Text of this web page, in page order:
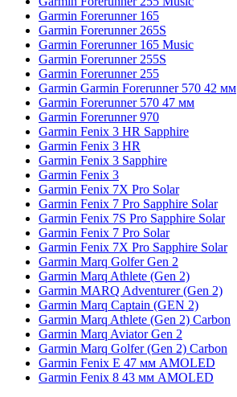
Garmin Forerunner 165
Garmin Forerunner 265S
Garmin Forerunner 165 Music
Garmin Forerunner 255S
Garmin Forerunner 255
Garmin Garmin Forerunner 570 42 мм
Garmin Forerunner 570 47 мм
Garmin Forerunner 970
Garmin Fenix 3 HR Sapphire
Garmin Fenix 3 HR
Garmin Fenix 3 Sapphire
Garmin Fenix 3
Garmin Fenix 7X Pro Solar
Garmin Fenix 7 Pro Sapphire Solar
Garmin Fenix 7S Pro Sapphire Solar
Garmin Fenix 7 Pro Solar
Garmin Fenix 7X Pro Sapphire Solar
Garmin Marq Golfer Gen 2
Garmin Marq Athlete (Gen 2)
Garmin MARQ Adventurer (Gen 2)
Garmin Marq Captain (GEN 2)
Garmin Marq Athlete (Gen 2) Carbon
Garmin Marq Aviator Gen 2
Garmin Marq Golfer (Gen 2) Carbon
Garmin Fenix E 47 мм AMOLED
Garmin Fenix 8 43 мм AMOLED